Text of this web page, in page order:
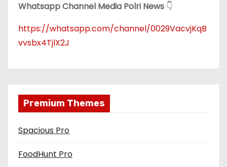
Whatsapp Channel Media Polri News 👇
https://whatsapp.com/channel/0029VacvjKqB
vvsbx4TjlX2J
Premium Themes
Spacious Pro
FoodHunt Pro